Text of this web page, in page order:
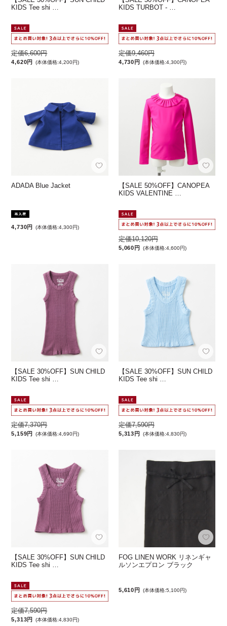
KIDS Tee shi …
定価6,600円
4,620円 (本体価格:4,200円)
KIDS TURBOT - …
定価9,460円
4,730円 (本体価格:4,300円)
ADADA Blue Jacket
4,730円 (本体価格:4,300円)
【SALE 50%OFF】CANOPEA
KIDS VALENTINE …
定価10,120円
5,060円 (本体価格:4,600円)
【SALE 30%OFF】SUN CHILD
KIDS Tee shi …
定価7,370円
5,159円 (本体価格:4,690円)
【SALE 30%OFF】SUN CHILD
KIDS Tee shi …
定価7,590円
5,313円 (本体価格:4,830円)
【SALE 30%OFF】SUN CHILD
KIDS Tee shi …
定価7,590円
5,313円 (本体価格:4,830円)
FOG LINEN WORK リネンギャ
ルソンエプロン ブラック
5,610円 (本体価格:5,100円)